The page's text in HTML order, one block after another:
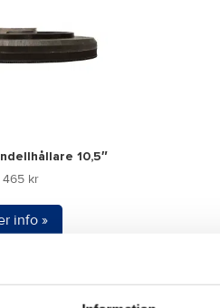
10,5″
465 kr
info »